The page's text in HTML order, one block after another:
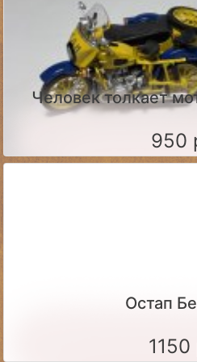
Человек толкает
950
Остап
1150